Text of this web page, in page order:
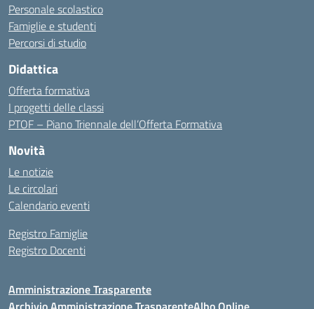
Personale scolastico
Famiglie e studenti
Percorsi di studio
Didattica
Offerta formativa
I progetti delle classi
PTOF – Piano Triennale dell’Offerta Formativa
Novità
Le notizie
Le circolari
Calendario eventi
Registro Famiglie
Registro Docenti
Amministrazione Trasparente